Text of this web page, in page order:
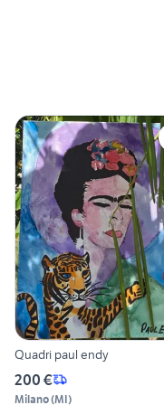
Quadri paul endy
200 €
Milano(MI)